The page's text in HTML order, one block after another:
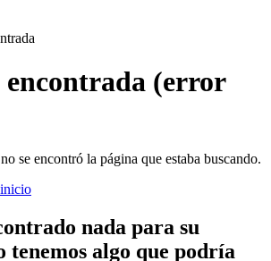
encontrada (error
se encontró la página que estaba buscando.
nada para su
tenemos algo que podría